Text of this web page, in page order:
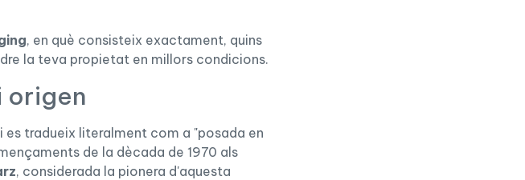
, en què consisteix exactament, quins
la teva propietat en millors condicions.
origen
es tradueix literalment com a "posada en
de la dècada de 1970 als
, considerada la pionera d'aquesta